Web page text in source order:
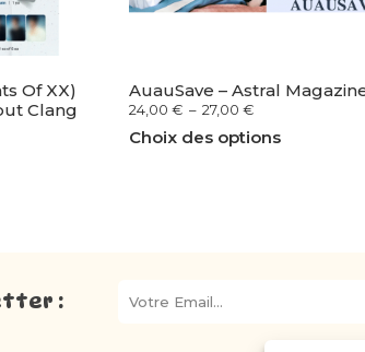
Of XX)
Clang
AuauSave – Astral
24,00€ – 27,00€
Choix des options
: